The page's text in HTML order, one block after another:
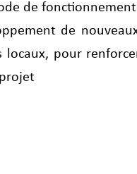
de fonctionnement
de
locaux, pour